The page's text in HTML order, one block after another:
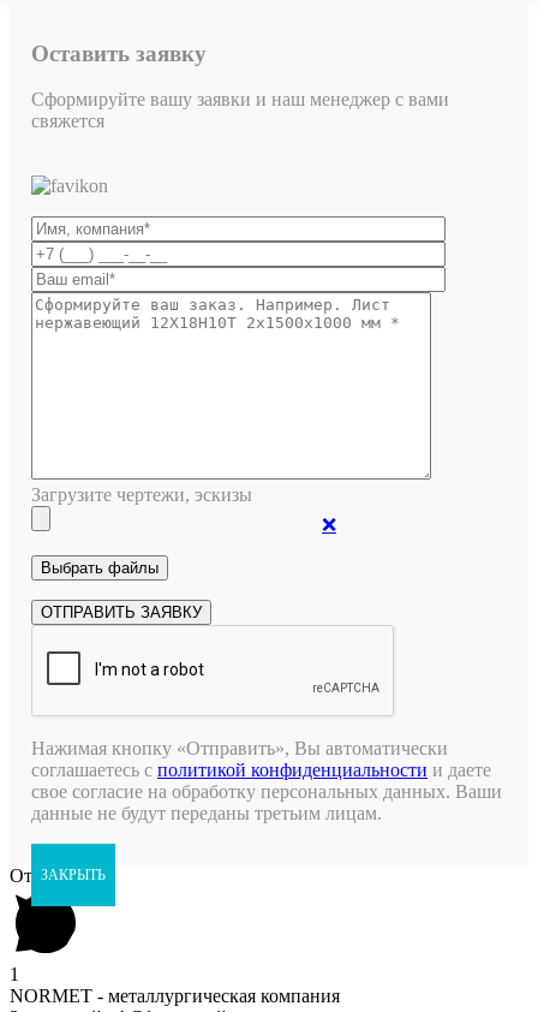
Оставить заявку
Сформируйте вашу заявки и наш менеджер с вами
свяжется
Загрузите чертежи, эскизы
❌
Нажимая кнопку «Отправить», Вы автоматически
соглашаетесь с политикой конфиденциальности и даете
свое согласие на обработку персональных данных. Ваши
данные не будут переданы третьим лицам.
ЗАКРЫТЬ
Открыть чат
1
NORMET - металлургическая компания